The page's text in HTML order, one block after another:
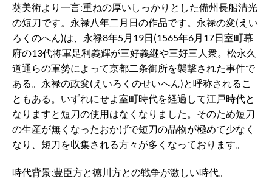
葵美術より一言:重ねの厚いしっかりとした備州長船清光
の短刀です。永禄八年二月日の作品です。永禄の変(えい
ろくのへん)は、永禄8年5月19日(1565年6月17日室町幕
府の13代将軍足利義輝が三好義継や三好三人衆。松永久
道通らの軍勢によって京都二条御所を襲撃された事件で
ある。永禄の政変(えいろくのせいへん)と呼称されるこ
ともある。いずれにせよ室町時代を経過して江戸時代と
なりますと短刀の使用はなくなりました。そのため短刀
の生産が無くなったおかげで短刀の品物が極めて少なく
なり、短刀を収集される方々が多くなっております。
時代背景:豊臣方と徳川方との戦争が激しい時代。